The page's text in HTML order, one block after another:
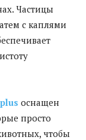
Частицы
с каплями
plus оснащен
просто
чтобы